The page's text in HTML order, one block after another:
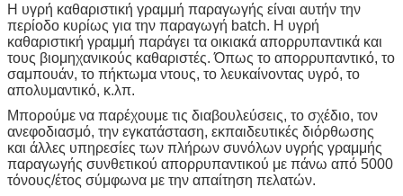
Η υγρή καθαριστική γραμμή παραγωγής είναι αυτήν την
περίοδο κυρίως για την παραγωγή batch. Η υγρή
καθαριστική γραμμή παράγει τα οικιακά απορρυπαντικά και
τους βιομηχανικούς καθαριστές. Όπως το απορρυπαντικό, το
σαμπουάν, το πήκτωμα ντους, το λευκαίνοντας υγρό, το
απολυμαντικό, κ.λπ.
Μπορούμε να παρέχουμε τις διαβουλεύσεις, το σχέδιο, τον
ανεφοδιασμό, την εγκατάσταση, εκπαιδευτικές διόρθωσης
και άλλες υπηρεσίες των πλήρων συνόλων υγρής γραμμής
παραγωγής συνθετικού απορρυπαντικού με πάνω από 5000
τόνους/έτος σύμφωνα με την απαίτηση πελατών.